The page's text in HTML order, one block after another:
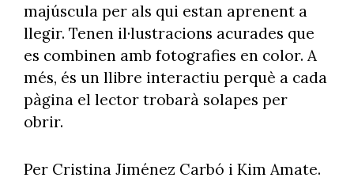
majúscula per als qui estan aprenent a
llegir. Tenen il·lustracions acurades que
es combinen amb fotografies en color. A
més, és un llibre interactiu perquè a cada
pàgina el lector trobarà solapes per
obrir.
Per Cristina Jiménez Carbó i Kim Amate.